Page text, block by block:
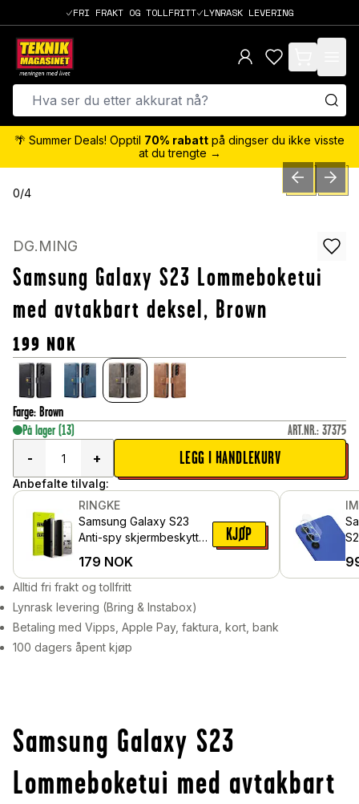
FRI FRAKT OG TOLLFRITT LYNRASK LEVERING
items in cart,
🌴 Summer Deals! Opptil 70% rabatt på dingser du ikke visste
at du trengte →
0/4 PREVIOUSNEXT
DG.MING
Samsung Galaxy S23 Lommeboketui
med avtakbart deksel, Brown
199 NOK
Farge: Brown
På lager (13) ART.NR.: 37375
-
+ LEGG I HANDLEKURV
Anbefalte tilvalg:
RINGKE
Samsung Galaxy S23
Anti-spy skjermbeskytter
monteringsverktøy
179 NOK
KJØP
i
Alltid fri frakt og tollfritt
Lynrask levering (Bring & Instabox)
Betaling med Vipps, Apple Pay, faktura, kort, bank
100 dagers åpent kjøp
Samsung Galaxy S23
Lommeboketui med avtakbart